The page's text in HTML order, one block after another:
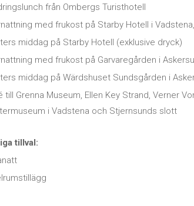
från Ombergs Turisthotell
med frukost på Starby Hotell i
middag på Starby Hotell (exklusive dryck)
med frukost på Garvaregården i
middag på Wärdshuset Sundsgården i
till Grenna Museum, Ellen Key Strand, Verner
i Vadstena och Stjernsunds slott
tillval: